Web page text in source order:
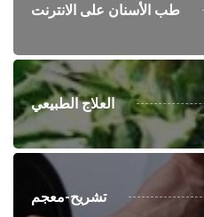
طب الأسنان على الانترنت
العلاج الطبيعي
تشريح-معجم